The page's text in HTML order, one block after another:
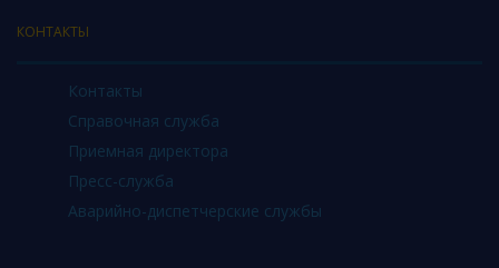
КОНТАКТЫ
Контакты
Справочная служба
Приемная директора
Пресс-служба
Аварийно-диспетчерские службы